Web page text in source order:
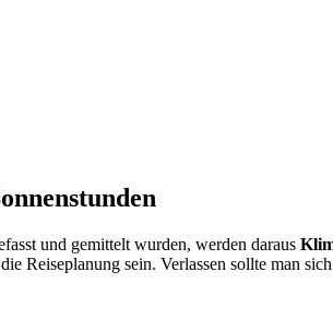
und gemittelt wurden, werden daraus
Reiseplanung sein. Verlassen sollte man